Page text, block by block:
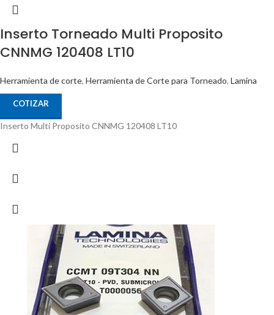
Inserto Torneado Multi Proposito
CNNMG 120408 LT10
Herramienta de corte, Herramienta de Corte para Torneado, Lamina
COTIZAR
Inserto Multi Proposito CNNMG 120408 LT10